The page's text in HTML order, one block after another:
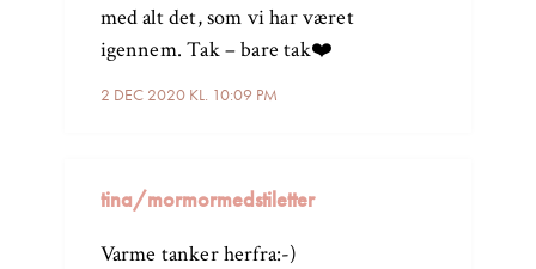
2 DEC 2020 KL. 10:09 PM
med alt det, som vi har været
igennem. Tak – bare tak❤️
tina/mormormedstiletter
Varme tanker herfra:-)